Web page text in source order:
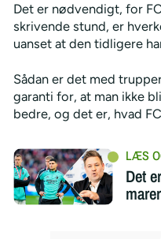
Det er nødvendigt, for
skrivende stund, er
uanset at den tidligere
Sådan er det med
garanti for, at man ikke
bedre, og det er, hvad
Det